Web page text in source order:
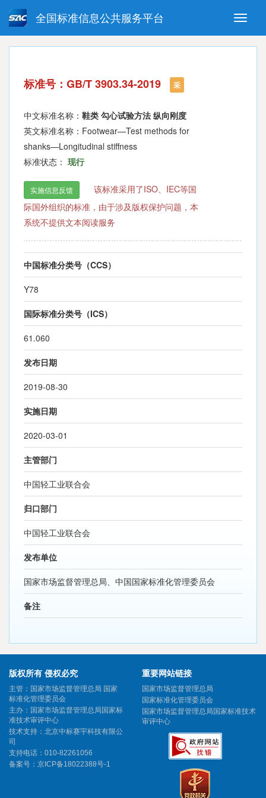
Toggle
全国标准信息公共服务平台
强制性国家标准 推荐性国家标准
指导性技术文件 (National standards in foreign
language version)
标准号：GB/T 3903.34-2019 采
中文标准名称： 鞋类 勾心试验方法 纵向刚度
英文标准名称：Footwear—Test methods for
shanks—Longitudinal stiffness
标准状态： 现行
实施信息反馈
该标准采用了ISO、IEC等国
际国外组织的标准，由于涉及版权保护问题，本
系统不提供文本阅读服务
中国标准分类号（CCS）
Y78
国际标准分类号（ICS）
61.060
发布日期
2019-08-30
实施日期
2020-03-01
主管部门
中国轻工业联合会
归口部门
中国轻工业联合会
发布单位
国家市场监督管理总局、中国国家标准化管理委员会
备注
版权所有 侵权必究
主管：国家市场监督管理总局 国家
标准化管理委员会
主办：国家市场监督管理总局国家标
准技术审评中心
技术支持：北京中标赛宇科技有限公
司
支持电话：010-82261056
备案号： 京ICP备18022388号-1
重要网站链接
国家市场监督管理总局
国家标准化管理委员会
国家市场监督管理总局国家标准技术
审评中心